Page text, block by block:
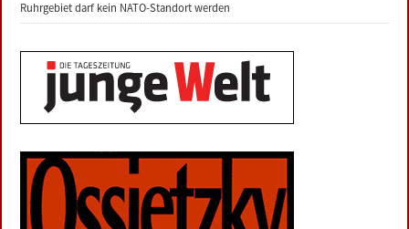
Ruhrgebiet darf kein NATO-Standort werden